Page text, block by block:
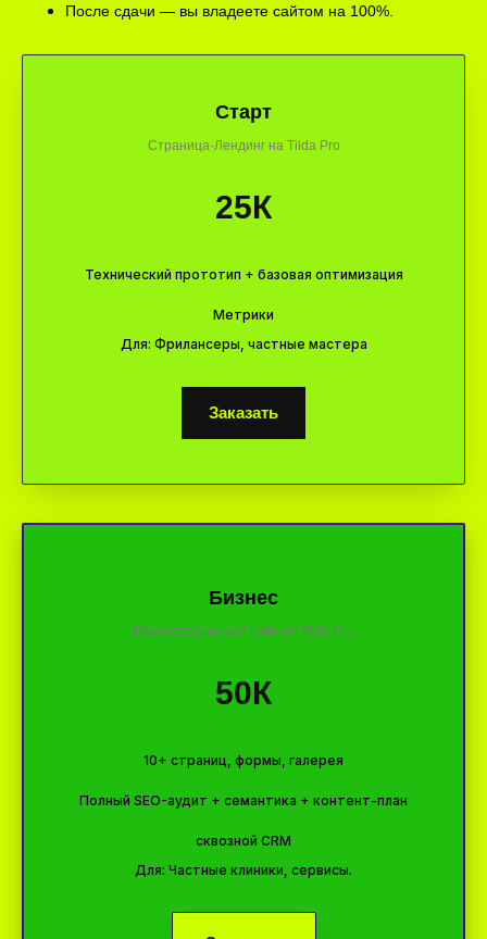
После сдачи — вы владеете сайтом на 100%.
Старт
Страница-Лендинг на Tilda Pro
25К
Технический прототип + базовая оптимизация
Метрики
Для: Фрилансеры, частные мастера
Заказать
Бизнес
Многостраничный сайт на Tilda Pro
50К
10+ страниц, формы, галерея
Полный SEO-аудит + семантика + контент-план
сквозной CRM
Для: Частные клиники, сервисы.